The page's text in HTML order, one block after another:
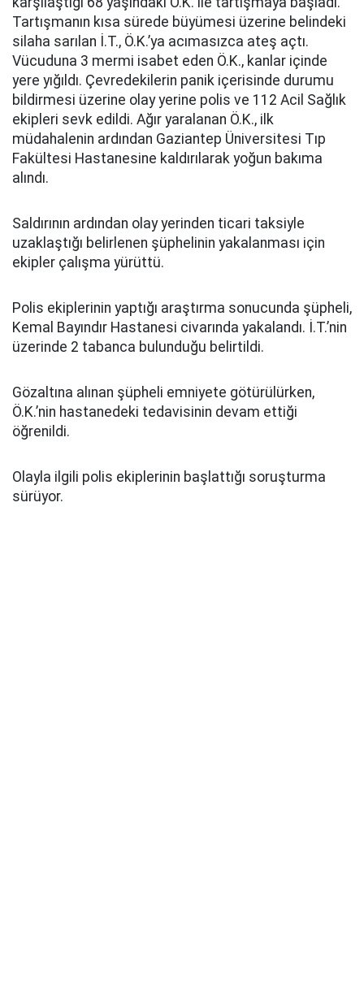
Tartışmanın kısa sürede büyümesi üzerine belindeki
silaha sarılan İ.T., Ö.K.’ya acımasızca ateş açtı.
Vücuduna 3 mermi isabet eden Ö.K., kanlar içinde
yere yığıldı. Çevredekilerin panik içerisinde durumu
bildirmesi üzerine olay yerine polis ve 112 Acil Sağlık
ekipleri sevk edildi. Ağır yaralanan Ö.K., ilk
müdahalenin ardından Gaziantep Üniversitesi Tıp
Fakültesi Hastanesine kaldırılarak yoğun bakıma
alındı.
Saldırının ardından olay yerinden ticari taksiyle
uzaklaştığı belirlenen şüphelinin yakalanması için
ekipler çalışma yürüttü.
Polis ekiplerinin yaptığı araştırma sonucunda şüpheli,
Kemal Bayındır Hastanesi civarında yakalandı. İ.T.’nin
üzerinde 2 tabanca bulunduğu belirtildi.
Gözaltına alınan şüpheli emniyete götürülürken,
Ö.K.’nin hastanedeki tedavisinin devam ettiği
öğrenildi.
Olayla ilgili polis ekiplerinin başlattığı soruşturma
sürüyor.